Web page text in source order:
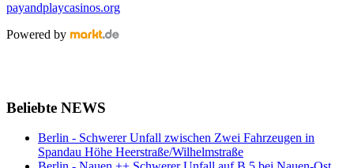
payandplaycasinos.org
Powered by
Beliebte NEWS
Berlin - Schwerer Unfall zwischen Zwei Fahrzeugen in
Spandau Höhe Heerstraße/Wilhelmstraße